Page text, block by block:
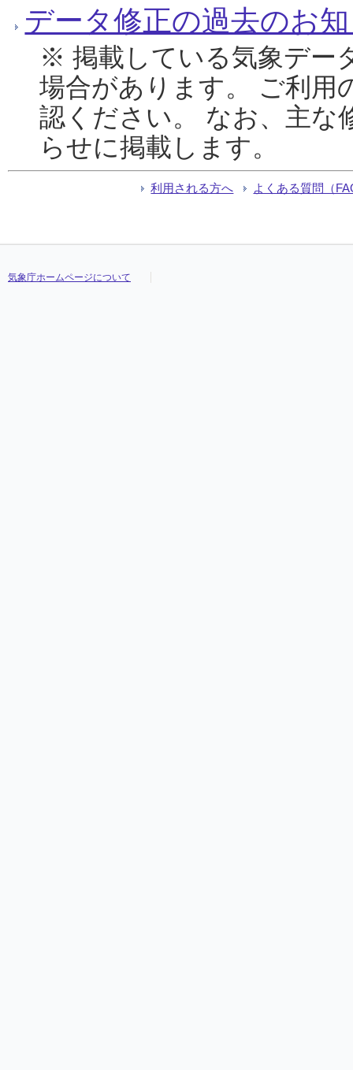
データ修正の過去のお
※ 掲載している気象デー
場合があります。 ご利用
認ください。 なお、主な
らせに掲載します。
利用される方へ よくある質問（
気象庁ホームページについて